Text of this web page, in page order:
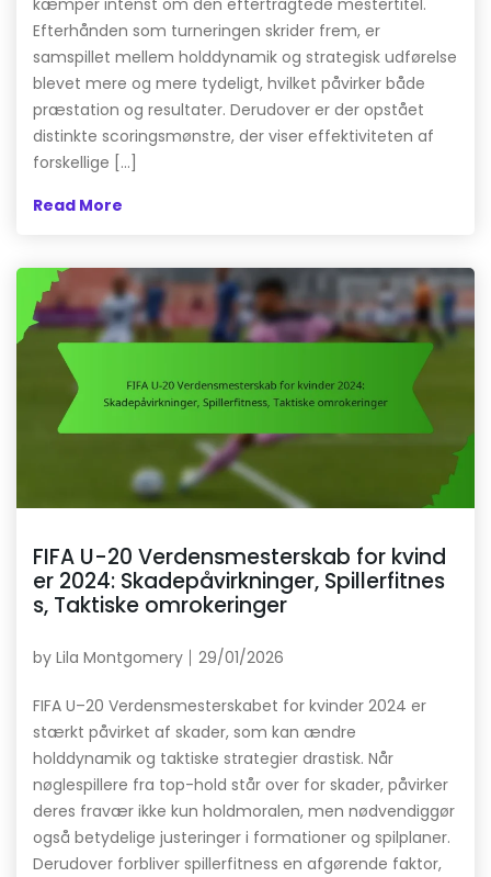
Efterhånden som turneringen skrider frem, er
samspillet mellem holddynamik og strategisk udførelse
blevet mere og mere tydeligt, hvilket påvirker både
præstation og resultater. Derudover er der opstået
distinkte scoringsmønstre, der viser effektiviteten af
forskellige […]
Read More
FIFA U-20 Verdensmesterskab for kvind
er 2024: Skadepåvirkninger, Spillerfitnes
s, Taktiske omrokeringer
by Lila Montgomery 29/01/2026
FIFA U–20 Verdensmesterskabet for kvinder 2024 er
stærkt påvirket af skader, som kan ændre
holddynamik og taktiske strategier drastisk. Når
nøglespillere fra top-hold står over for skader, påvirker
deres fravær ikke kun holdmoralen, men nødvendiggør
også betydelige justeringer i formationer og spilplaner.
Derudover forbliver spillerfitness en afgørende faktor,